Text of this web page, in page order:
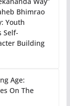
Bhimrao
Youth
Self-
Building
Age:
On The